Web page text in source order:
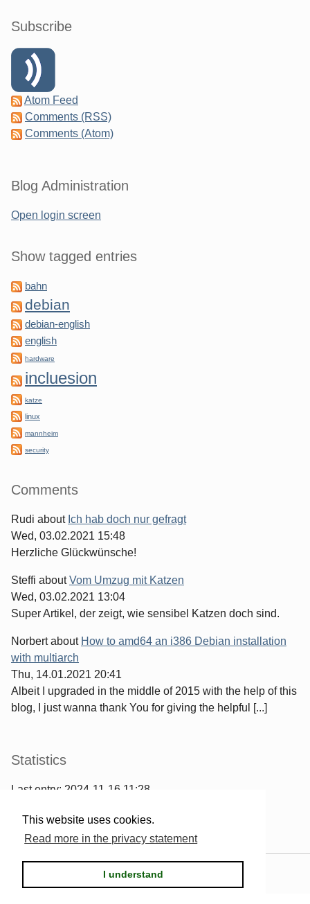
This website uses cookies.
Read more in the privacy statement
I understand
Subscribe
Atom Feed
Comments (RSS)
Comments (Atom)
Blog Administration
Open login screen
Show tagged entries
bahn
debian
debian-english
english
hardware
incluesion
katze
linux
mannheim
security
Comments
Rudi about Ich hab doch nur gefragt
Wed, 03.02.2021 15:48
Herzliche Glückwünsche!
Steffi aboutVom Umzug mit Katzen
Wed, 03.02.2021 13:04
Super Artikel, der zeigt, wie sensibel Katzen doch sind.
Norbertabout How to amd64 an i386 Debian installation
with multiarch
Thu, 14.01.2021 20:41
Albeit I upgraded in the middle of 2015 with the help of this
blog, I just wanna thank You for giving the helpful [...]
Statistics
Last entry: 2024-11-16 11:28
2567comments have been made
Serendipity & the theme.